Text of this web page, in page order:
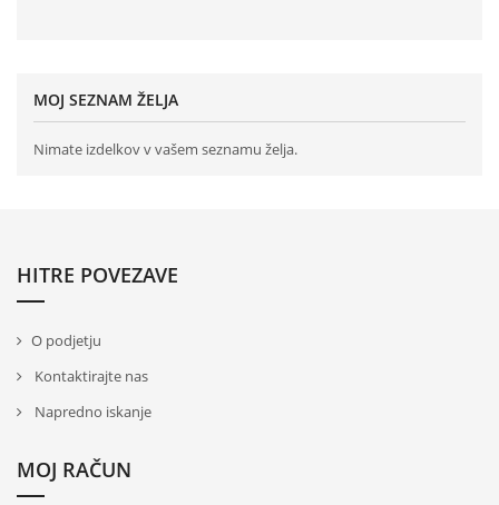
MOJ SEZNAM ŽELJA
Nimate izdelkov v vašem seznamu želja.
HITRE POVEZAVE
O podjetju
Kontaktirajte nas
Napredno iskanje
MOJ RAČUN